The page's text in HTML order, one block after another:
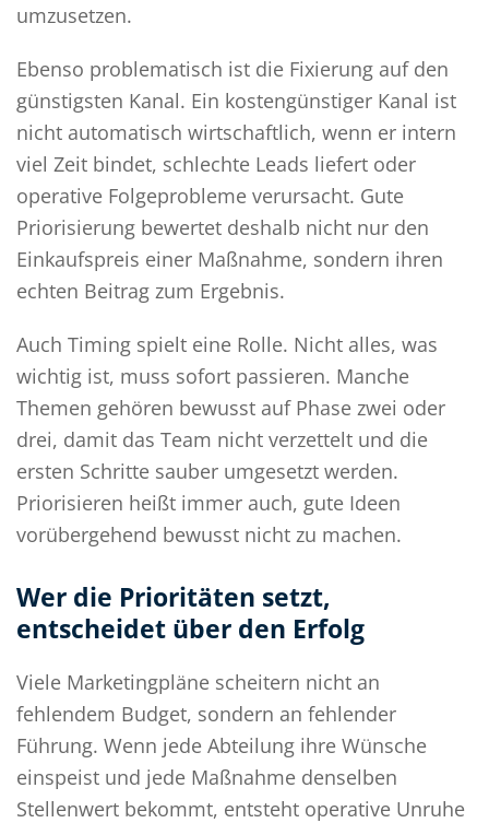
umzusetzen.
Ebenso problematisch ist die Fixierung auf den
günstigsten Kanal. Ein kostengünstiger Kanal ist
nicht automatisch wirtschaftlich, wenn er intern
viel Zeit bindet, schlechte Leads liefert oder
operative Folgeprobleme verursacht. Gute
Priorisierung bewertet deshalb nicht nur den
Einkaufspreis einer Maßnahme, sondern ihren
echten Beitrag zum Ergebnis.
Auch Timing spielt eine Rolle. Nicht alles, was
wichtig ist, muss sofort passieren. Manche
Themen gehören bewusst auf Phase zwei oder
drei, damit das Team nicht verzettelt und die
ersten Schritte sauber umgesetzt werden.
Priorisieren heißt immer auch, gute Ideen
vorübergehend bewusst nicht zu machen.
Wer die Prioritäten setzt,
entscheidet über den Erfolg
Viele Marketingpläne scheitern nicht an
fehlendem Budget, sondern an fehlender
Führung. Wenn jede Abteilung ihre Wünsche
einspeist und jede Maßnahme denselben
Stellenwert bekommt, entsteht operative Unruhe